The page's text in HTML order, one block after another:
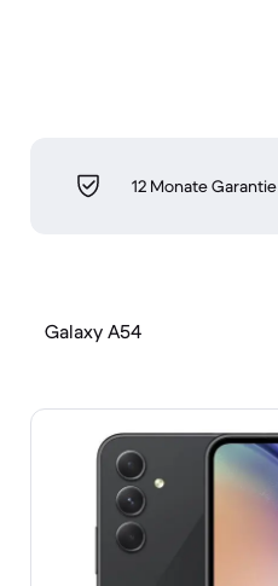
12 Monate Garantie
Galaxy A54